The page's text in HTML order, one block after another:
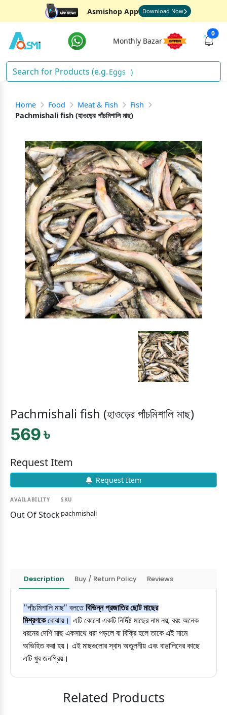
Asmishop App Download Now
Monthly Bazar
0
)
Home Food Meat & Fish
Fish
Pachmishali fish (হাওড়ের পাঁচমিশালি মাছ)
Pachmishali fish (হাওড়ের পাঁচমিশালি মাছ)
569 ৳
Request Item
Request Item
AVAILABILITY
Out Of Stock
SKU
pachmishali
Description Buy / Return Policy Reviews
"পাঁচমিশালি মাছ" বলতেবিভিন্ন প্রজাতির ছোট মাছের
মিশ্রণকেবোঝায়। এটি কোনো একটি নির্দিষ্ট মাছের নাম নয়, বরং অনেক
ধরনের দেশি মাছ একসাথে ধরা পড়লে বা বিক্রি হলে তাকে এই নামে
অভিহিত করা হয়। এই মাছগুলোর স্বাদ অতুলনীয় এবং বাঙালিদের কাছে
এটি খুব জনপ্রিয়।
Related Products